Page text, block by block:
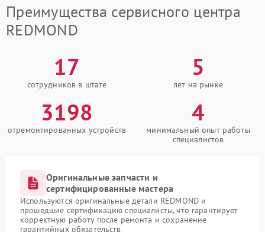
Преимущества сервисного центра
REDMOND
17
сотрудников в штате
5
лет на рынке
3198
отремонтированных устройств
4
минимальный опыт работы
специалистов
Оригинальные запчасти и
сертифицированные мастера
Используются оригинальные детали REDMOND и
прошедшие сертификацию специалисты, что гарантирует
корректную работу после ремонта и сохранение
гарантийных обязательств